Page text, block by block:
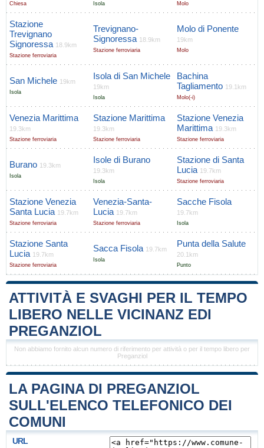
Chiesa Isola Molo
Stazione
Trevignano
Signoressa 18.9km
Stazione ferroviaria
Trevignano-
Signoressa 18.9km
Stazione ferroviaria
Molo di Ponente
19km
Molo
San Michele 19km
Isola
Isola di San Michele
19km
Isola
Bachina
Tagliamento 19.1km
Molo(-i)
Venezia Marittima
19.3km
Stazione ferroviaria
Stazione Marittima
19.3km
Stazione ferroviaria
Stazione Venezia
Marittima 19.3km
Stazione ferroviaria
Burano 19.3km
Isola
Isole di Burano
19.3km
Isola
Stazione di Santa
Lucia 19.7km
Stazione ferroviaria
Stazione Venezia
Santa Lucia 19.7km
Stazione ferroviaria
Venezia-Santa-
Lucia 19.7km
Stazione ferroviaria
Sacche Fisola
19.7km
Isola
Stazione Santa
Lucia 19.7km
Stazione ferroviaria
Sacca Fisola 19.7km
Isola
Punta della Salute
20.1km
Punto
ATTIVITÀ E SVAGHI PER IL TEMPO
LIBERO NELLE VICINANZ EDI
PREGANZIOL
Non abbiamo fornito alcun numero di riferimento per attività o per il tempo libero per
Preganziol
LA PAGINA DI PREGANZIOL
SULL'ELENCO TELEFONICO DEI
COMUNI
URL